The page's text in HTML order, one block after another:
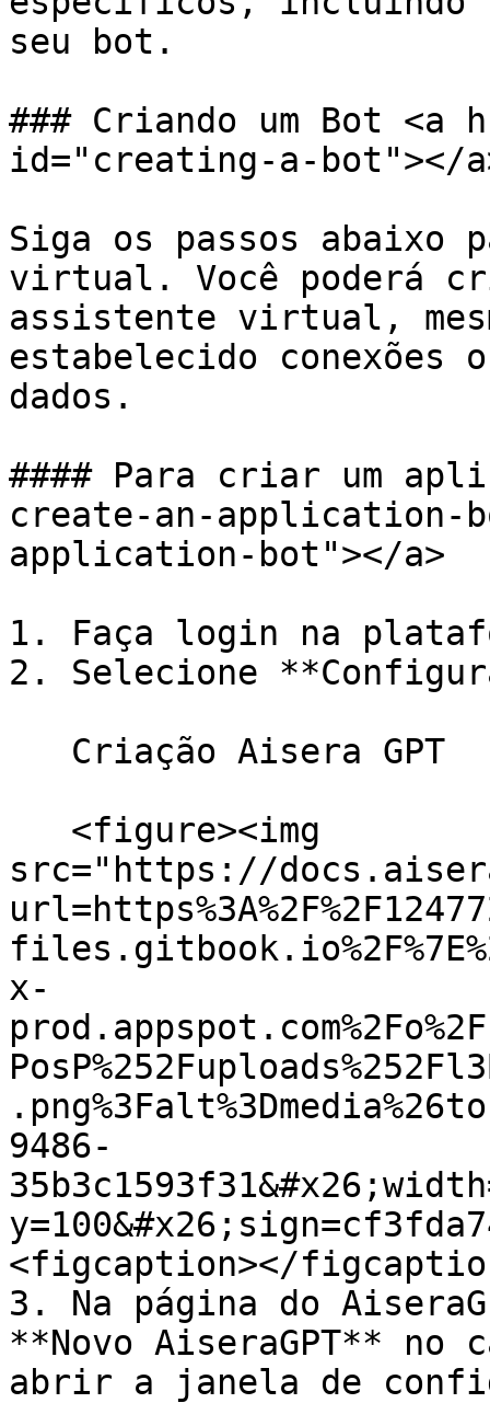
seu bot.
### Criando um Bot
id="creating-a-bot"></
Siga os passos abaixo
virtual. Você poderá
assistente virtual,
estabelecido conexões
dados.
#### Para criar um
create-an-
application-bot"></a>
1. Faça login na
2. Selecione
src="https://
x-
9486-
<figcaption></
3. Na página do
**Novo AiseraGPT**
abrir a janela de